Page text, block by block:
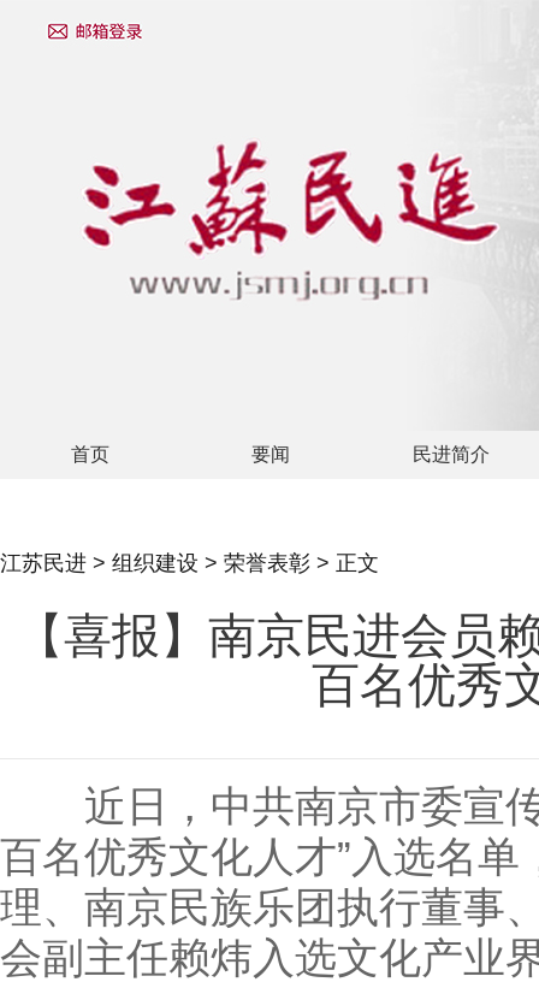
首页 要闻 民进简介
江苏民进 > 组织建设 > 荣誉表彰 > 正文
【喜报】南京民进会员
百名优秀
近日，中共南京市委宣传
百名优秀文化人才”入选名
理、南京民族乐团执行董事
会副主任赖炜入选文化产业